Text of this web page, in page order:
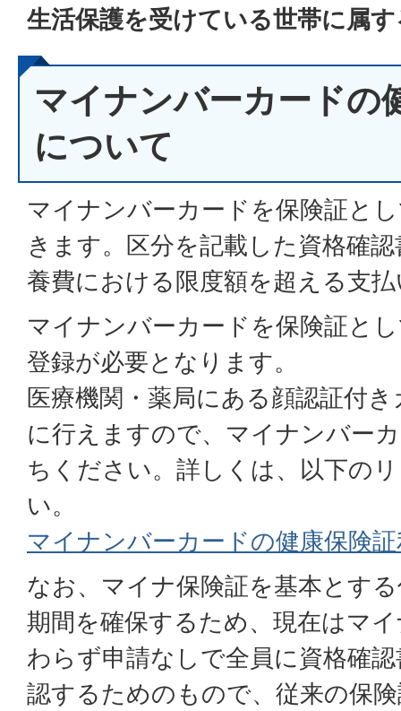
生活保護を受けている世帯に属
マイナンバーカードの
について
マイナンバーカードを保険証と
きます。区分を記載した資格確
養費における限度額を超える支
マイナンバーカードを保険証と
登録が必要となります。
医療機関・薬局にある顔認証付
に行えますので、マイナンバー
ちください。詳しくは、以下の
い。
マイナンバーカードの健康保険
なお、マイナ保険証を基本とす
期間を確保するため、現在はマ
わらず申請なしで全員に資格確
認するためのもので、従来の保